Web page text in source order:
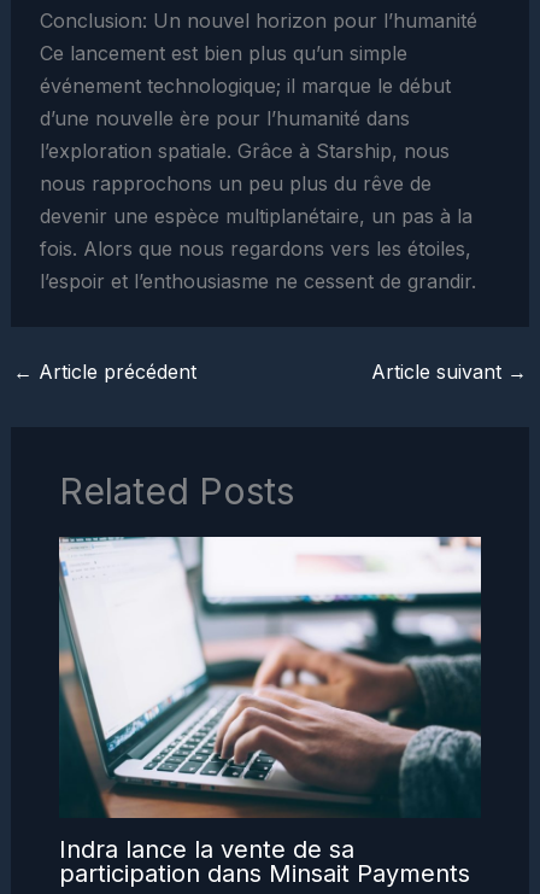
Conclusion: Un nouvel horizon pour l’humanité
Ce lancement est bien plus qu’un simple
événement technologique; il marque le début
d’une nouvelle ère pour l’humanité dans
l’exploration spatiale. Grâce à Starship, nous
nous rapprochons un peu plus du rêve de
devenir une espèce multiplanétaire, un pas à la
fois. Alors que nous regardons vers les étoiles,
l’espoir et l’enthousiasme ne cessent de grandir.
← Article précédent Article suivant →
Related Posts
Indra lance la vente de sa
participation dans Minsait Payments